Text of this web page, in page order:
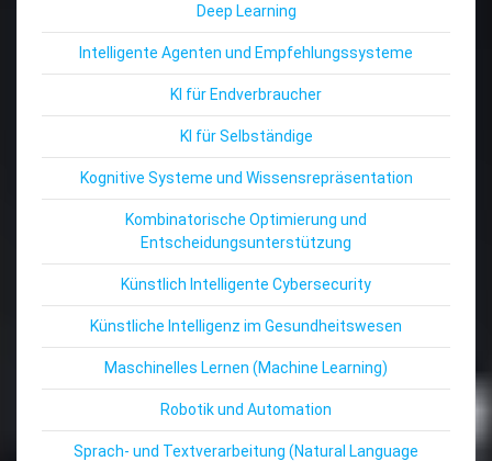
Deep Learning
Intelligente Agenten und Empfehlungssysteme
KI für Endverbraucher
KI für Selbständige
Kognitive Systeme und Wissensrepräsentation
Kombinatorische Optimierung und
Entscheidungsunterstützung
Künstlich Intelligente Cybersecurity
Künstliche Intelligenz im Gesundheitswesen
Maschinelles Lernen (Machine Learning)
Robotik und Automation
Sprach- und Textverarbeitung (Natural Language